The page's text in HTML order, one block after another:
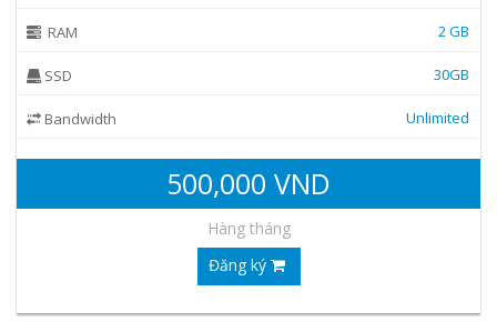
RAM 2 GB
SSD 30GB
Bandwidth Unlimited
500,000 VND
Hàng tháng
Đăng ký